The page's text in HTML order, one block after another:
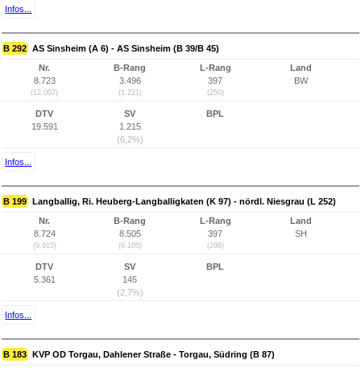
Infos...
B 292 AS Sinsheim (A 6) - AS Sinsheim (B 39/B 45)
Nr.
8.723
(12.007)
B-Rang
3.496
(1.221)
L-Rang
397
(250)
Land
BW
DTV
19.591
SV
1.215
(6,2%)
BPL
Infos...
B 199 Langballig, Ri. Heuberg-Langballigkaten (K 97) - nördl. Niesgrau (L 252)
Nr.
8.724
(9.915)
B-Rang
8.505
(6.105)
L-Rang
397
(296)
Land
SH
DTV
5.361
SV
145
(2,7%)
BPL
Infos...
B 183 KVP OD Torgau, Dahlener Straße - Torgau, Südring (B 87)